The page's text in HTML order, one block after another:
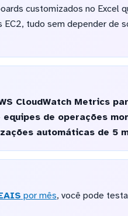
customizados no Excel
tudo sem depender de
CloudWatch Metrics
de operações
automáticas de 5
por mês, você pode